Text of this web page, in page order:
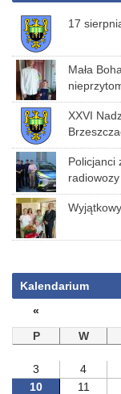
17
Mała
XXVI
Policjanci
radiowozy
Kalendarium
«
P
W
3
4
10
11